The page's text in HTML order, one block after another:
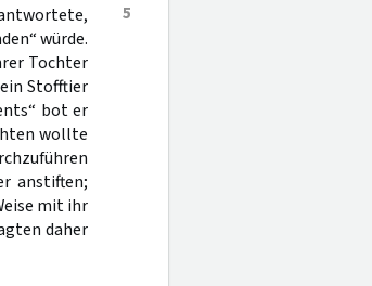
5
würde.
Tochter
Stofftier
bot er
wollte
anstiften;
mit ihr
daher